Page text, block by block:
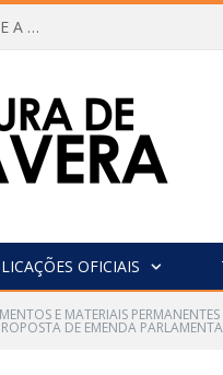
CHAMAMENTO PÚBLICO Nº 01/2026 – FOMENTO À CRIAÇÃO E A CIRCULAÇÃO DE PRODUÇÕES CULTURAIS – Aldir Blanc
OFICIAIS
E MATERIAIS
DE EMENDA